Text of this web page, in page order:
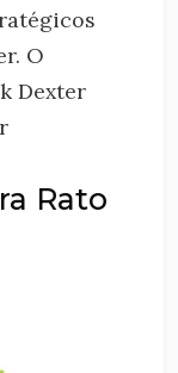
O
Dexter
Rato